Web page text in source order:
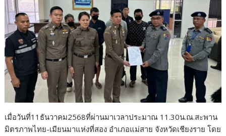
เมื่อวันที่11ธันวาคม2568ที่ผ่านมาเวลาประมาณ 11.30น.ณ.สะพาน
มิตรภาพไทย-เมียนมาแห่งที่สอง อำเภอแม่สาย จังหวัดเชียงราย โดย